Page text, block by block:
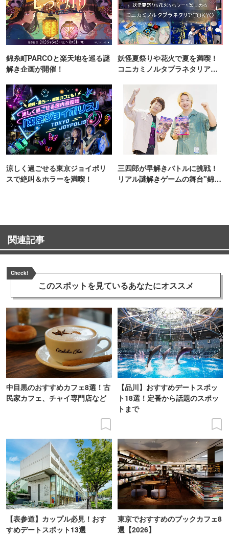
錦糸町PARCOと楽天地を巡る謎
解き企画が開催！
妖怪夏祭りや花火で夏を満喫！
コニカミノルタプラネタリア
涼しく過ごせる東京ジョイポリ
スで絶叫＆ホラーを満喫！
三四郎が早解きバトルに挑戦！
リアル謎解きゲームの舞台"錦糸
関連記事
Check!
このスポットを見ているあなたにオススメ
中目黒のおすすめカフェ8選！古
民家カフェ、チャイ専門店など
【品川】おすすめデートスポッ
ト18選！定番から話題のスポッ
トまで
【表参道】カップル必見！おす
すめデートスポット13選
東京でおすすめのブックカフェ8
選【2026】